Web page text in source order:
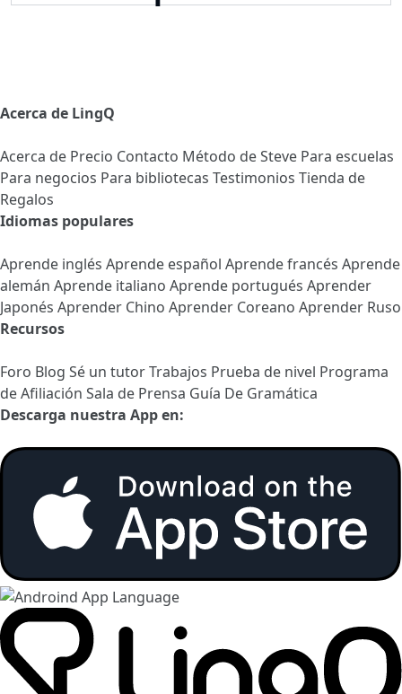
Acerca de LingQ
Acerca de Precio Contacto Método de Steve Para escuelas
Para negocios Para bibliotecas Testimonios Tienda de
Regalos
Idiomas populares
Aprende inglés Aprende español Aprende francés Aprende
alemán Aprende italiano Aprende portugués Aprender
Japonés Aprender Chino Aprender Coreano Aprender Ruso
Recursos
Foro Blog Sé un tutorTrabajos Prueba de nivel Programa
de Afiliación Sala de Prensa Guía De Gramática
Descarga nuestra App en: